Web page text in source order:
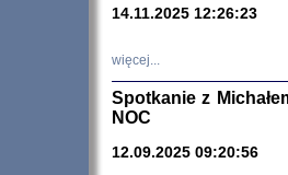
14.11.2025 12:26:23
więcej...
Spotkanie z
NOC
12.09.2025 09:20:56